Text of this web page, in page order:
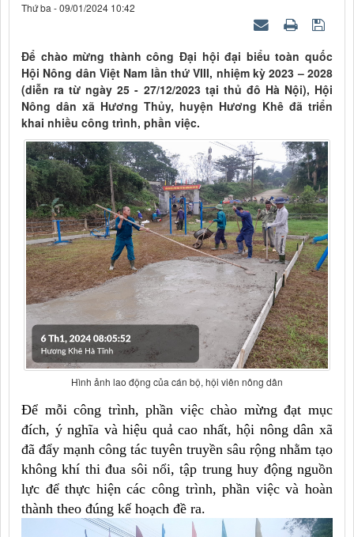
Thứ ba - 09/01/2024 10:42
Để chào mừng thành công Đại hội đại biểu toàn quốc
Hội Nông dân Việt Nam lần thứ VIII, nhiệm kỳ 2023 – 2028
(diễn ra từ ngày 25 - 27/12/2023 tại thủ đô Hà Nội), Hội
Nông dân xã Hương Thủy, huyện Hương Khê đã triển
khai nhiều công trình, phần việc.
Hình ảnh lao động của cán bộ, hội viên nông dân
Để mỗi công trình, phần việc chào mừng đạt mục
đích, ý nghĩa và hiệu quả cao nhất, hội nông dân xã
đã đẩy mạnh công tác tuyên truyền sâu rộng nhằm tạo
không khí thi đua sôi nổi, tập trung huy động nguồn
lực để thực hiện các công trình, phần việc và hoàn
thành theo đúng kế hoạch đề ra.